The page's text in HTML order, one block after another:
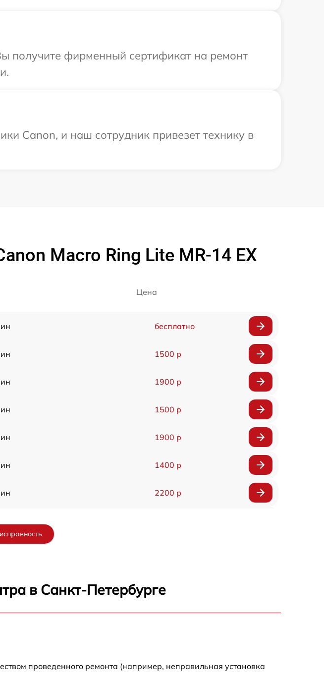
получите фирменный сертификат на ремонт
Canon, и наш сотрудник привезет технику в
Macro Ring Lite MR-14 EX
Цена
бесплатно
1500 р
1900 р
1500 р
1900 р
1400 р
2200 р
в Санкт-Петербурге
проведенного ремонта (например, неправильная установка